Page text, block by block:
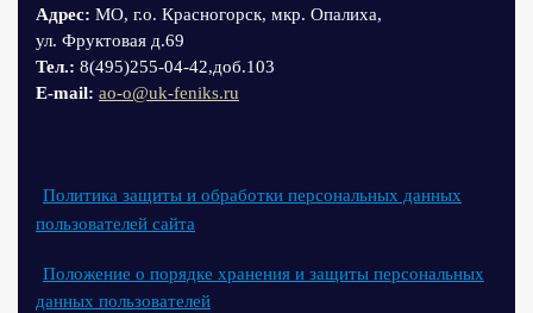
Адрес: МО, г.о. Красногорск, мкр. Опалиха,
ул. Фруктовая д.69
Тел.: 8(495)255-04-42,доб.103
Е-mail: ao-o@uk-feniks.ru
Политика защиты и обработки персональных данных
пользователей сайта
Положение о порядке хранения и защиты персональных
данных пользователей